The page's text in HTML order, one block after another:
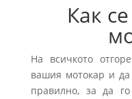
Как
На всичкото
вашия мотокар и да
правилно, за да